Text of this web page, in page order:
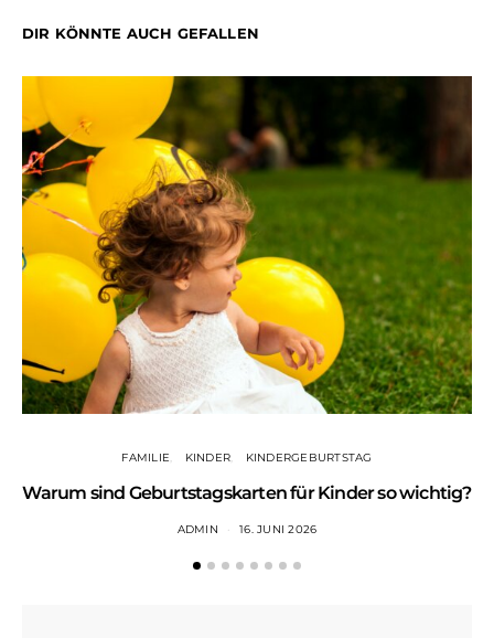
DIR KÖNNTE AUCH GEFALLEN
FAMILIE KINDER KINDERGEBURTSTAG
Warum sind Geburtstagskarten für Kinder so wichtig?
ADMIN 16. JUNI 2026